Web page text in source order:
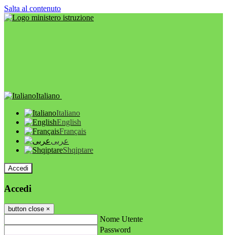
Salta al contenuto
Italiano
Italiano
English
Français
عربى
Shqiptare
Accedi
Accedi
button close ×
Nome Utente
Password